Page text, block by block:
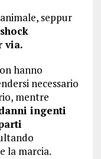
seppur
via.
hanno
necessario
mentre
ingenti
la marcia.